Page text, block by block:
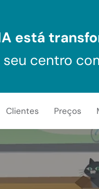
está
centro
profissionais
Clientes Preços